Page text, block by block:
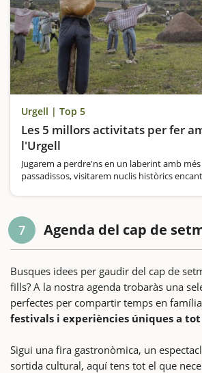
Urgell | Top 5
Les 5 millors activitats per fer
l'Urgell
Jugarem a perdre'ns en un laberint amb
passadissos, visitarem nuclis històrics
7 Agenda del cap de
Busques idees per gaudir del cap de
fills? A la nostra agenda trobaràs una
perfectes per compartir temps en
festivals i experiències úniques a
Sigui una fira gastronòmica, un
sortida cultural, aquí tens tot el que